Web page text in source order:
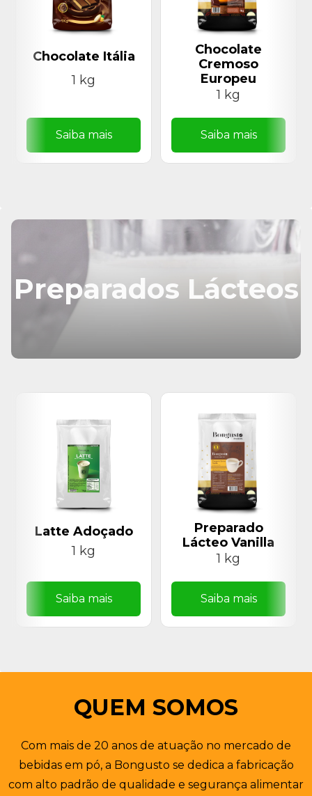
Chocolate Itália
1 kg
Saiba mais
Chocolate
Cremoso
Europeu
1 kg
Saiba mais
Preparados Lácteos
Latte Adoçado
1 kg
Saiba mais
Preparado
Lácteo Vanilla
1 kg
Saiba mais
QUEM SOMOS
Com mais de 20 anos de atuação no mercado de
bebidas em pó, a Bongusto se dedica a fabricação
com alto padrão de qualidade e segurança alimentar